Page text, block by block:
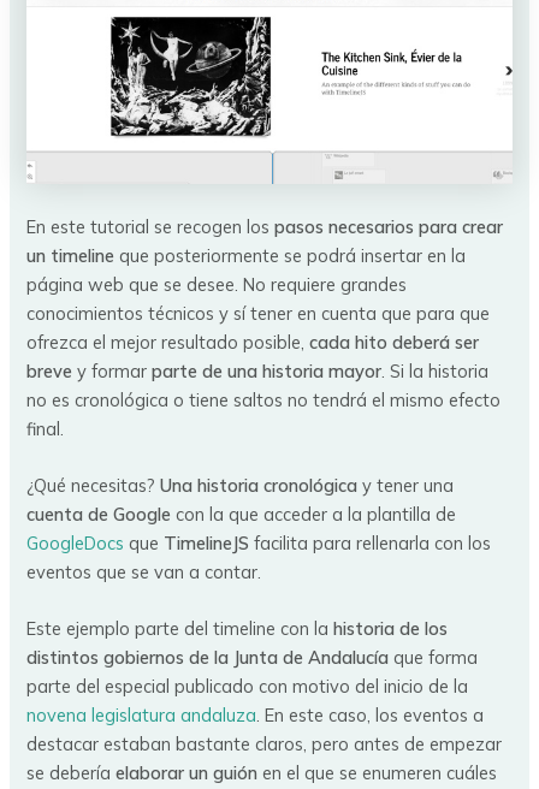
En este tutorial se recogen lospasos necesarios para crear
un timeline que posteriormente se podrá insertar en la
página web que se desee. No requiere grandes
conocimientos técnicos y sí tener en cuenta que para que
ofrezca el mejor resultado posible,cada hito deberá ser
breve y formarparte de una historia mayor . Si la historia
no es cronológica o tiene saltos no tendrá el mismo efecto
final.
¿Qué necesitas?Una historia cronológica y tener una
cuenta de Google con la que acceder a la plantilla de
GoogleDocs que TimelineJS facilita para rellenarla con los
eventos que se van a contar.
Este ejemplo parte del timeline con lahistoria de los
distintos gobiernos de la Junta de Andalucía que forma
parte del especial publicado con motivo del inicio de la
novena legislatura andaluza. En este caso, los eventos a
destacar estaban bastante claros, pero antes de empezar
se deberíaelaborar un guión en el que se enumeren cuáles